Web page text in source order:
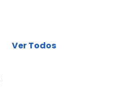
Ver Todos